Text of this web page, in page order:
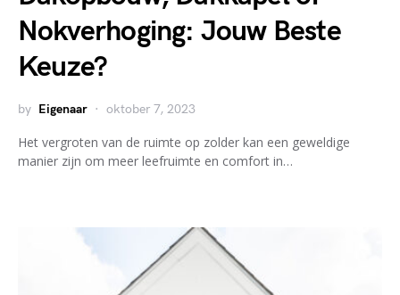
Nokverhoging: Jouw Beste
Keuze?
by Eigenaar oktober 7, 2023
Het vergroten van de ruimte op zolder kan een geweldige
manier zijn om meer leefruimte en comfort in…